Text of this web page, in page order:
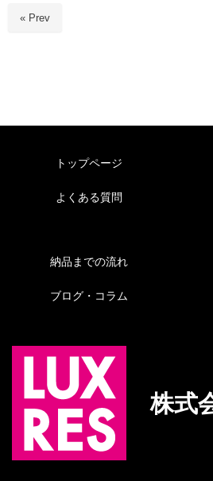
« Prev
トップページ
よくある質問
納品までの流れ
ブログ・コラム
株式